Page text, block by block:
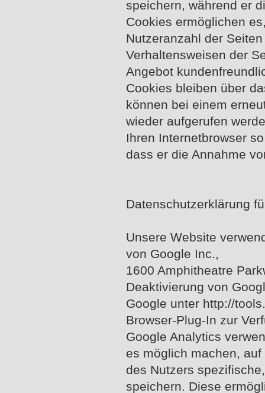
speichern, während er
Cookies ermöglichen
Nutzeranzahl der
Verhaltensweisen der
Angebot
Cookies bleiben über
können bei einem
wieder aufgerufen
Ihren Internetbrowser
dass er die Annahme
Datenschutzerklärung
Unsere Website
von Google Inc.,
1600 Amphitheatre
Deaktivierung von
Google unter http://
Browser-Plug-In zur
Google Analytics
es möglich machen,
des Nutzers
speichern. Diese